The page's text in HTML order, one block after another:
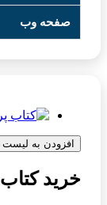
صفحه وب
افزودن به لیست
خرید